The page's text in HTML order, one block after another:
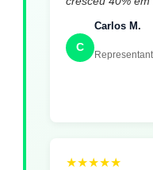
C
Carlos M.
★★★★★